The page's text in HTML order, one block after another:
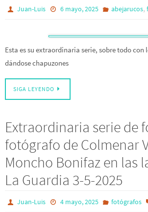
Juan-Luis 6 mayo, 2025 abejarucos,
Esta es su extraordinaria serie, sobre todo con
dándose chapuzones
SIGA LEYENDO
Extraordinaria serie de
fotógrafo de Colmenar
Moncho Bonifaz en las
La Guardia 3-5-2025
Juan-Luis 4 mayo, 2025 fotógrafos